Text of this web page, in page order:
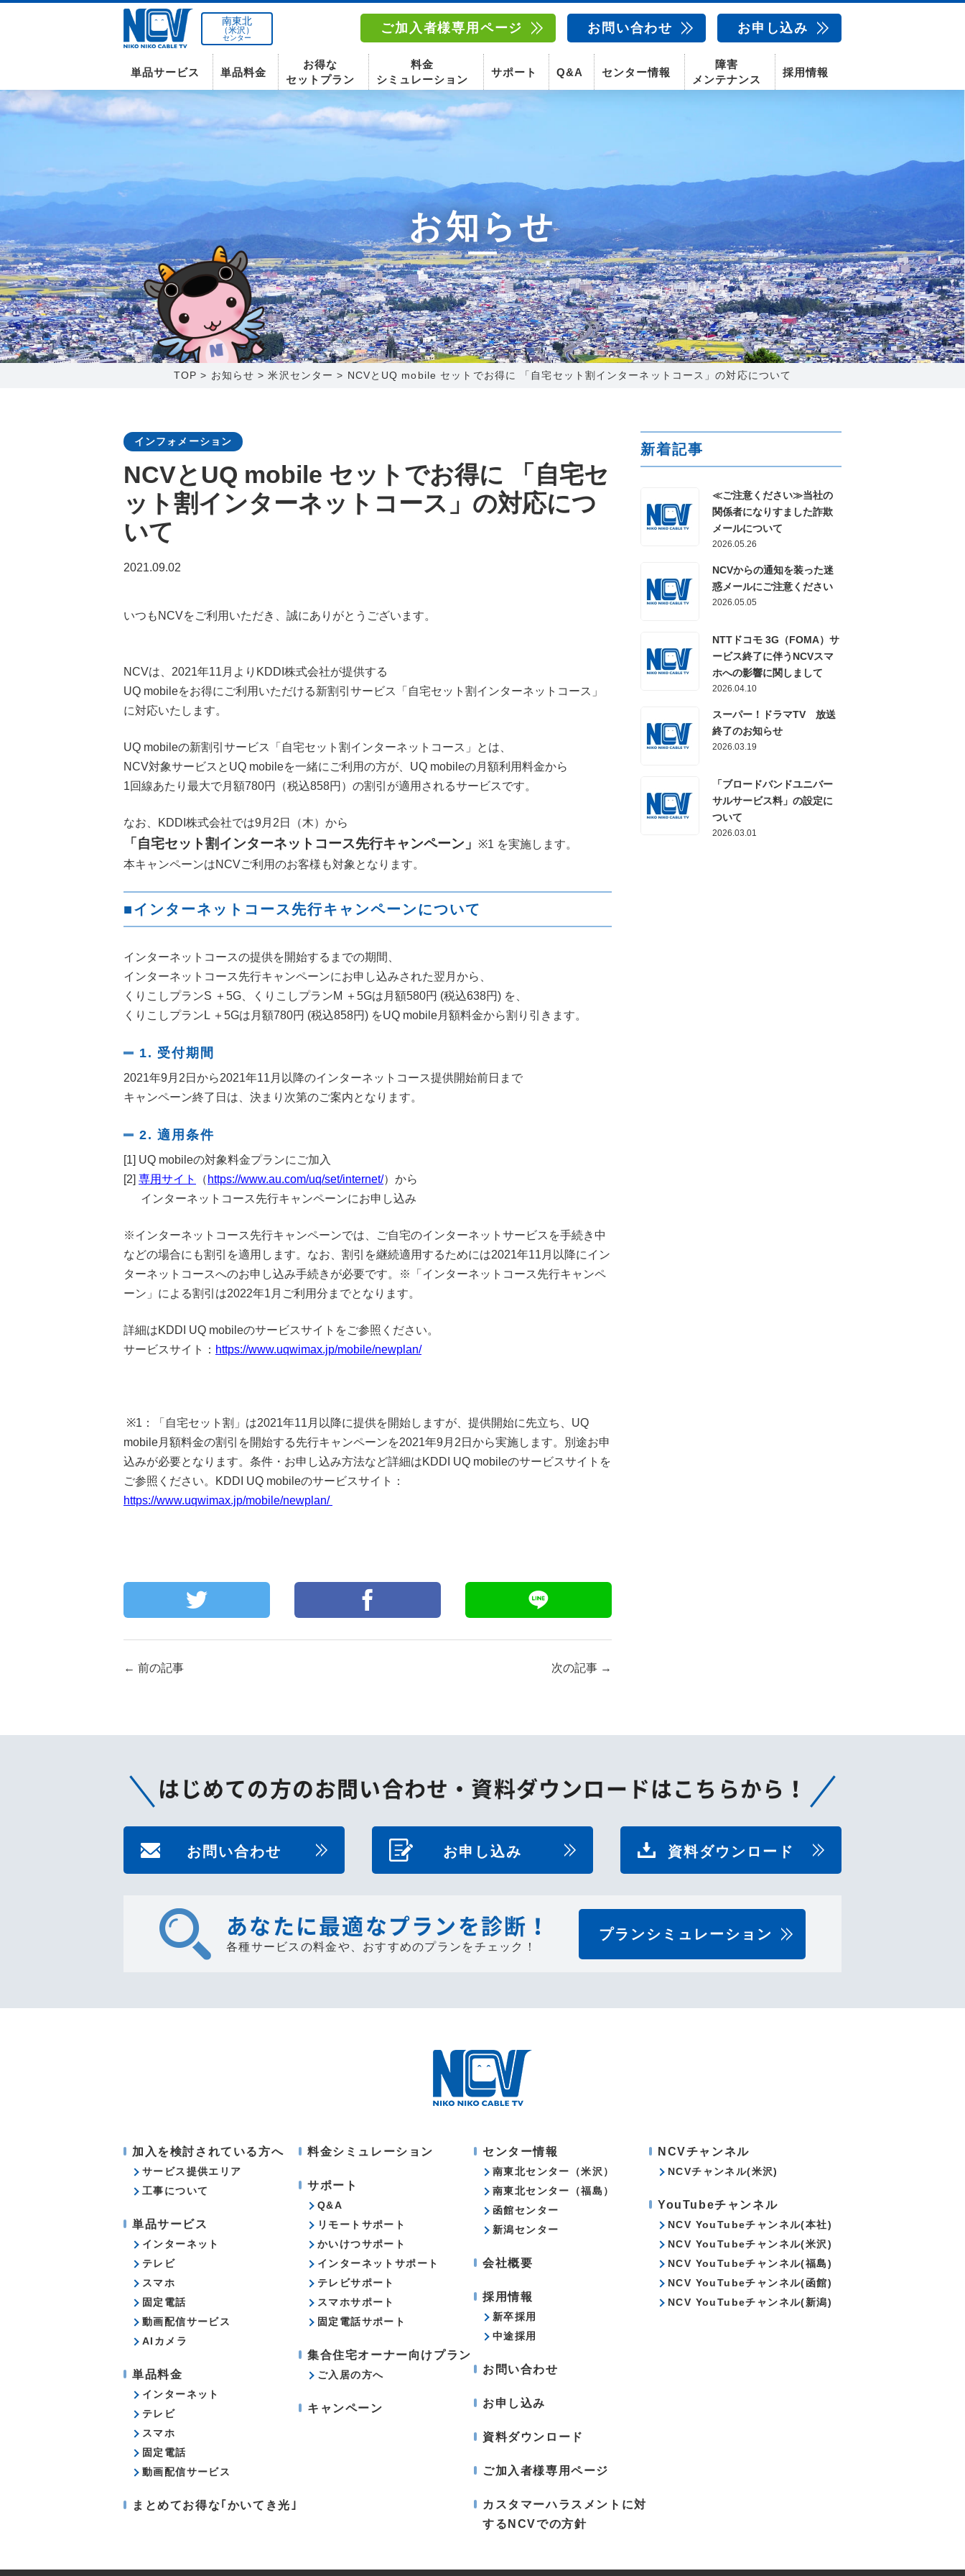
〒992-0044
山形県米沢市春日四丁目2-75
0238-24-2525
営業時間 9:00～18:00
〒960-8252
福島県福島市御山字一本松17-1-1
0120-173-577
営業時間 9:15～18:00
南東北
（米沢）
センター
ご加入者様専用ページ お問い合わせ お申し込み
単品サービス
インターネット スマホ 固定電話 AIカメラ
単品料金
インターネット スマホ 動画配信サービス
お得な
セットプラン
料金
シミュレーション
サポート Q&A センター情報
〒992-0044
山形県米沢市春日四丁目2-75
0238-24-2525
営業時間 9:00～18:00
番組情報
〒960-8252
福島県福島市御山字一本松17-1-1
0120-173-577
営業時間 9:15～18:00
番組情報
〒041-0801
北海道函館市桔梗町379-31
0138-34-2525
営業時間 9:00～18:00
番組情報
〒950-1189
新潟県新潟市西区山田2310-39
025-210-1200
営業時間 9:00～18:00
番組情報
障害
メンテナンス
採用情報
お知らせ
TOP > お知らせ >米沢センター > NCVとUQ mobile セットでお得に 「自宅セット割インターネットコース」の対応について
インフォメーション
NCVとUQ mobile セットでお得に 「自宅セ
ット割インターネットコース」の対応につ
いて
2021.09.02
いつもNCVをご利用いただき、誠にありがとうございます。
NCVは、 2021年11 月より KDDI 株式会社が提供する
UQ mobileをお得にご利用いただける新割引サービス「自宅セット割インターネットコース」
に対応いたします。
UQ mobileの新割引サービス「自宅セット割インターネットコース」とは、
NCV対象サービスと UQ mobileを一緒にご利用の方が、 UQ mobileの月額利用料金から
1回線あたり最大で月額780円（税込858円）の割引が適用されるサービスです。
なお、 KDDI 株式会社では9月 2 日（木）から
「自宅セット割インターネットコース先行キャンペーン」 ※1 を実施します。
本キャンペーンはNCVご利用のお客様も対象となります。
■インターネットコース先行キャンペーンについて
インターネットコースの提供を開始するまでの期間、
インターネットコース先行キャンペーンにお申し込みされた翌月から、
くりこしプランS ＋5G、くりこしプランM ＋5Gは月額580円 (税込638円) を、
くりこしプランL ＋5Gは月額780円 (税込858円) をUQ mobile月額料金から割り引きます。
1. 受付期間
2021年9月2日から2021年11月以降のインターネットコース提供開始前日まで
キャンペーン終了日は、決まり次第のご案内となります。
2. 適用条件
[1] UQ mobileの対象料金プランにご加入
[2] 専用サイト （ https://www.au.com/uq/set/internet/）から
インターネットコース先行キャンペーンにお申し込み
※インターネットコース先行キャンペーンでは、ご自宅のインターネットサービスを手続き中
などの場合にも割引を適用します。なお、割引を継続適用するためには2021年11月以降にイン
ターネットコースへのお申し込み手続きが必要です。※「インターネットコース先行キャンペ
ーン」による割引は2022年1月ご利用分までとなります。
詳細はKDDI UQ mobileのサービスサイトをご参照ください。
サービスサイト： https://www.uqwimax.jp/mobile/newplan/
※1 ：「自宅セット割」は2021年11 月以降に提供を開始しますが、提供開始に先立ち、 UQ
mobile月額料金の割引を開始する先行キャンペーンを2021年9月 2 日から実施します。別途お申
込みが必要となります。条件・お申し込み方法など詳細はKDDI UQ mobileのサービスサイトを
ご参照ください。
KDDI UQ mobileのサービスサイト：
https://www.uqwimax.jp/mobile/newplan/
← 前の記事 次の記事 →
新着記事
≪ご注意ください≫当社の
関係者になりすました詐欺
メールについて
2026.05.26
NCVからの通知を装った迷
惑メールにご注意ください
2026.05.05
NTTドコモ 3G（FOMA）サ
ービス終了に伴うNCVスマ
ホへの影響に関しまして
2026.04.10
スーパー！ドラマTV 放送
終了のお知らせ
2026.03.19
「ブロードバンドユニバー
サルサービス料」の設定に
ついて
2026.03.01
はじめての方のお問い合わせ・ 資料ダウンロードはこちらから！
お問い合わせ お申し込み 資料ダウンロード
あなたに最適なプランを診断！
各種サービスの料金や、 おすすめのプランをチェック！
プランシミュレーション
加入を検討されている方へ
サービス提供エリア
工事について
単品サービス
インターネット
テレビ
スマホ
固定電話
動画配信サービス
AIカメラ
単品料金
インターネット
テレビ
スマホ
固定電話
動画配信サービス
まとめてお得な｢かいてき光｣
料金シミュレーション
サポート
Q&A
リモートサポート
かいけつサポート
インターネットサポート
テレビサポート
スマホサポート
固定電話サポート
集合住宅オーナー向けプラン
ご入居の方へ
キャンペーン
センター情報
南東北センター（米沢）
南東北センター（福島）
函館センター
新潟センター
会社概要
採用情報
新卒採用
中途採用
お問い合わせ
お申し込み
資料ダウンロード
ご加入者様専用ページ
カスタマーハラスメントに対
するNCVでの方針
NCVチャンネル
NCVチャンネル(米沢)
YouTubeチャンネル
NCV YouTubeチャンネル(本社)
NCV YouTubeチャンネル(米沢)
NCV YouTubeチャンネル(福島)
NCV YouTubeチャンネル(函館)
NCV YouTubeチャンネル(新潟)